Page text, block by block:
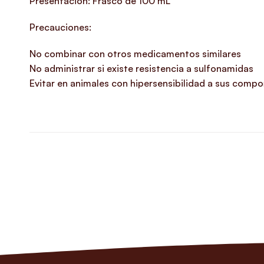
Precauciones:
No combinar con otros medicamentos similares
No administrar si existe resistencia a sulfonamidas
Evitar en animales con hipersensibilidad a sus